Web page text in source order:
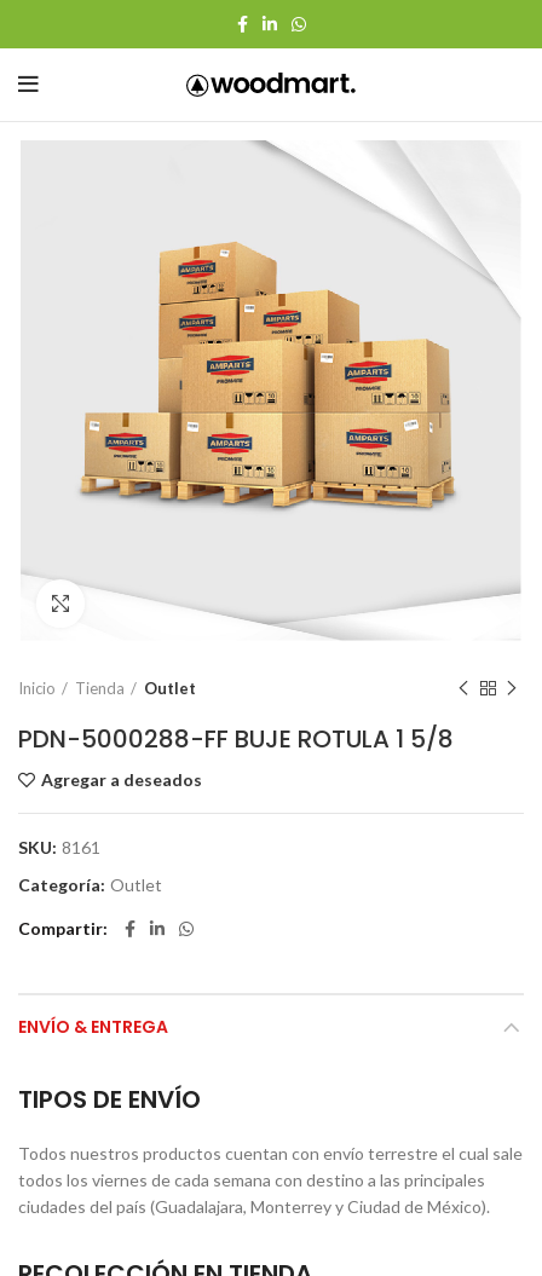
Click to enlarge
Inicio Tienda Outlet
PDN-5000288-FF BUJE ROTULA 1 5/8
Agregar a deseados
SKU: 8161
Categoría: Outlet
Compartir
ENVÍO & ENTREGA
TIPOS DE ENVÍO
Todos nuestros productos cuentan con envío terrestre el cual sale
todos los viernes de cada semana con destino a las principales
ciudades del país (Guadalajara, Monterrey y Ciudad de México).